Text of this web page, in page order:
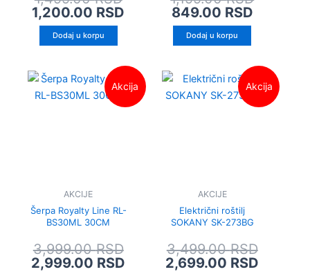
1,200.00 RSD
Dodaj u korpu
849.00 RSD
Dodaj u korpu
Akcija
AKCIJE
Šerpa Royalty Line RL-
BS30ML 30CM
3,999.00RSD
Originalna
cena
je
2,999.00 RSD
Trenutna
cena
je:
Akcija
AKCIJE
Električni roštilj
SOKANY SK-273BG
3,499.00RSD
cena
je
2,699.00 RSD
cena
je: